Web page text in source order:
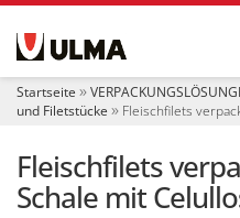
t
Startseite
und Filetstücke
Fleischfilets
Fleischfilets
Schale mit